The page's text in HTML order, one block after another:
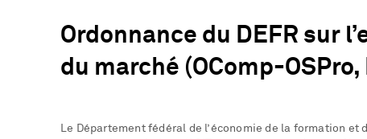
Ordonnance du DEFR sur
du marché (OComp-OSPro,
Le Département fédéral de l’économie de la formation et